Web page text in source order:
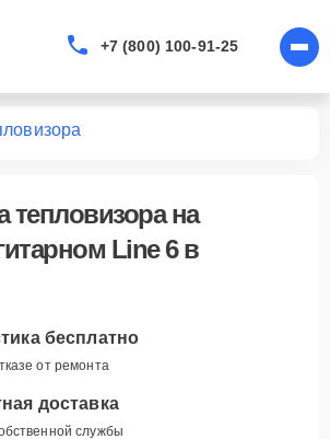
+7 (800) 100-91-25
тепловизорана
Line 6 в
бесплатно
от ремонта
доставка
службы